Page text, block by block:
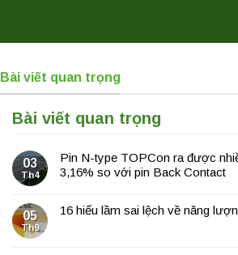
Bài viết quan trọng
Bài viết quan trọng
03
Th4
Pin N-type TOPCon ra được
3,16% so với pin Back Contact
05
Th9
16 hiểu lầm sai lệch về năng